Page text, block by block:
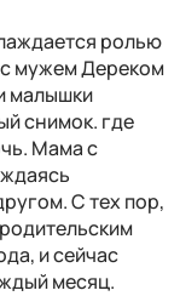
ролью
с мужем Дереком
малышки
снимок. где
Мама с
С тех пор,
и сейчас
месяц.